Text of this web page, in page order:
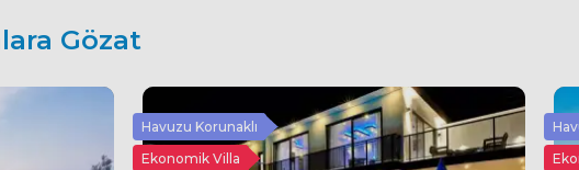
Gözat
Havuzu Korunaklı
Ekonomik Villa